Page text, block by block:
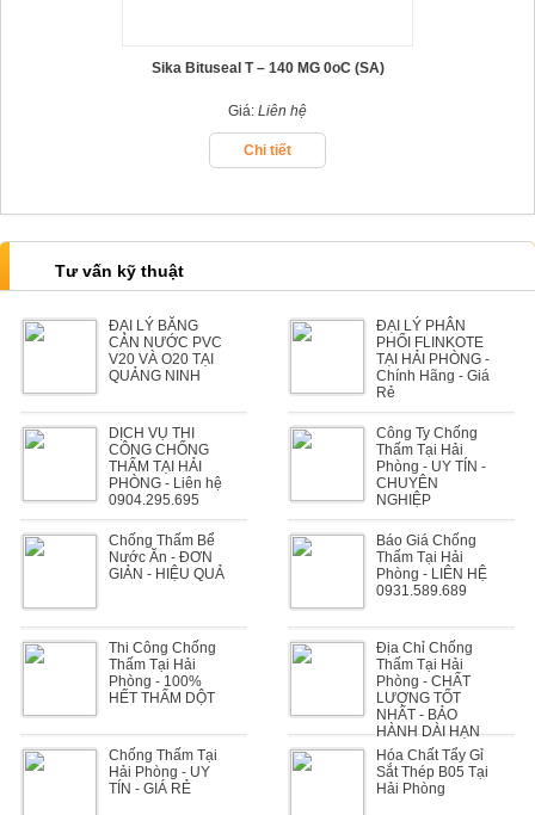
Sika Bituseal T – 140 MG 0oC (SA)
Giá: Liên hệ
Chi tiết
Tư vấn kỹ thuật
ĐẠI LÝ BĂNG
CẢN NƯỚC PVC
V20 VÀ O20 TẠI
QUẢNG NINH
ĐẠI LÝ PHÂN
PHỐI FLINKOTE
TẠI HẢI PHÒNG -
Chính Hãng - Giá
Rẻ
DỊCH VỤ THI
CÔNG CHỐNG
THẤM TẠI HẢI
PHÒNG - Liên hệ
0904.295.695
Công Ty Chống
Thấm Tại Hải
Phòng - UY TÍN -
CHUYÊN
NGHIỆP
Chống Thấm Bể
Nước Ăn - ĐƠN
GIẢN - HIỆU QUẢ
Báo Giá Chống
Thấm Tại Hải
Phòng - LIÊN HỆ
0931.589.689
Thi Công Chống
Thấm Tại Hải
Phòng - 100%
HẾT THẤM DỘT
Địa Chỉ Chống
Thấm Tại Hải
Phòng - CHẤT
LƯỢNG TỐT
NHẤT - BẢO
HÀNH DÀI HẠN
Chống Thấm Tại
Hải Phòng - UY
TÍN - GIÁ RẺ
Hóa Chất Tẩy Gỉ
Sắt Thép B05 Tại
Hải Phòng